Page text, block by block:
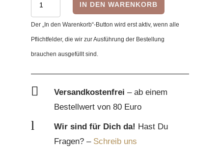
3D
Stadtkarte
-
Köln
/
Cologne
IN DEN WARENKORB
Der „In den Warenkorb“-Button wird erst aktiv, wenn alle
Pflichtfelder, die wir zur Ausführung der Bestellung
brauchen ausgefüllt sind.
 Versandkostenfrei – ab einem
Bestellwert von 80 Euro
l Wir sind für Dich da! Hast Du
Fragen? – Schreib uns